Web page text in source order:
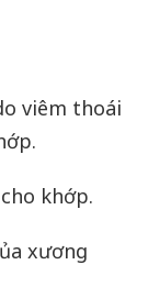
viêm thoái
khớp.
xương